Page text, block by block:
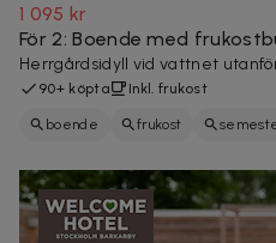
1 095 kr
För 2: Boende med
Herrgårdsidyll vid vattnet
90+ köpta Inkl. frukost
boende frukost